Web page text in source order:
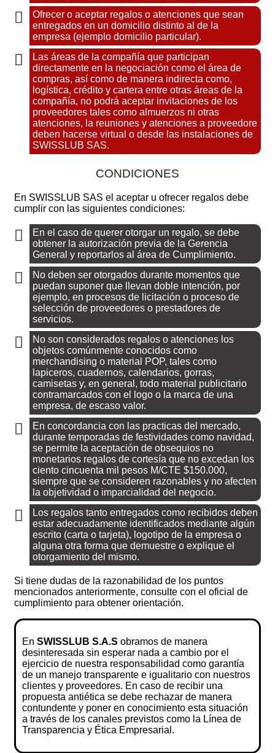
Ofrecer o aceptar regalos o atenciones que sean
entregados en un domicilio distinto al de la
empresa (ejemplo domicilio particular).
Las áreas de la compañía que participan
directamente en la negociación como el área de
compras, así como de manera indirecta como,
logística, crédito y cartera entre otras áreas de la
compañía, no podrá aceptar invitaciones de los
proveedores tales como almuerzos ni otras
atenciones, la reuniones y atenciones a proveedore
deben hacerse virtual o desde las instalaciones de
SWISSLUB SAS.
CONDICIONES
En SWISSLUB SAS el aceptar u ofrecer regalos debe
cumplir con las siguientes condiciones:
En el caso de querer otorgar un regalo, se debe
obtener la autorización previa de la Gerencia
General y reportarlos al área de Cumplimiento.
No deben ser otorgados durante momentos que
puedan suponer que llevan doble intención, por
ejemplo, en procesos de licitación o proceso de
selección de proveedores o prestadores de
servicios.
No son considerados regalos o atenciones los
objetos comúnmente conocidos como
merchandising o material POP, tales como
lapiceros, cuadernos, calendarios, gorras,
camisetas y, en general, todo material publicitario
contramarcados con el logo o la marca de una
empresa, de escaso valor.
En concordancia con las practicas del mercado,
durante temporadas de festividades como navidad,
se permite la aceptación de obsequios no
monetarios regalos de cortesía que no excedan los
ciento cincuenta mil pesos M/CTE $150.000,
siempre que se consideren razonables y no afecten
la objetividad o imparcialidad del negocio.
Los regalos tanto entregados como recibidos deben
estar adecuadamente identificados mediante algún
escrito (carta o tarjeta), logotipo de la empresa o
alguna otra forma que demuestre o explique el
otorgamiento del mismo.
Si tiene dudas de la razonabilidad de los puntos
mencionados anteriormente, consulte con el oficial de
cumplimiento para obtener orientación.
En SWISSLUB S.A.S obramos de manera
desinteresada sin esperar nada a cambio por el
ejercicio de nuestra responsabilidad como garantía
de un manejo transparente e igualitario con nuestros
clientes y proveedores. En caso de recibir una
propuesta antiética se debe rechazar de manera
contundente y poner en conocimiento esta situación
a través de los canales previstos como la Línea de
Transparencia y Ética Empresarial.